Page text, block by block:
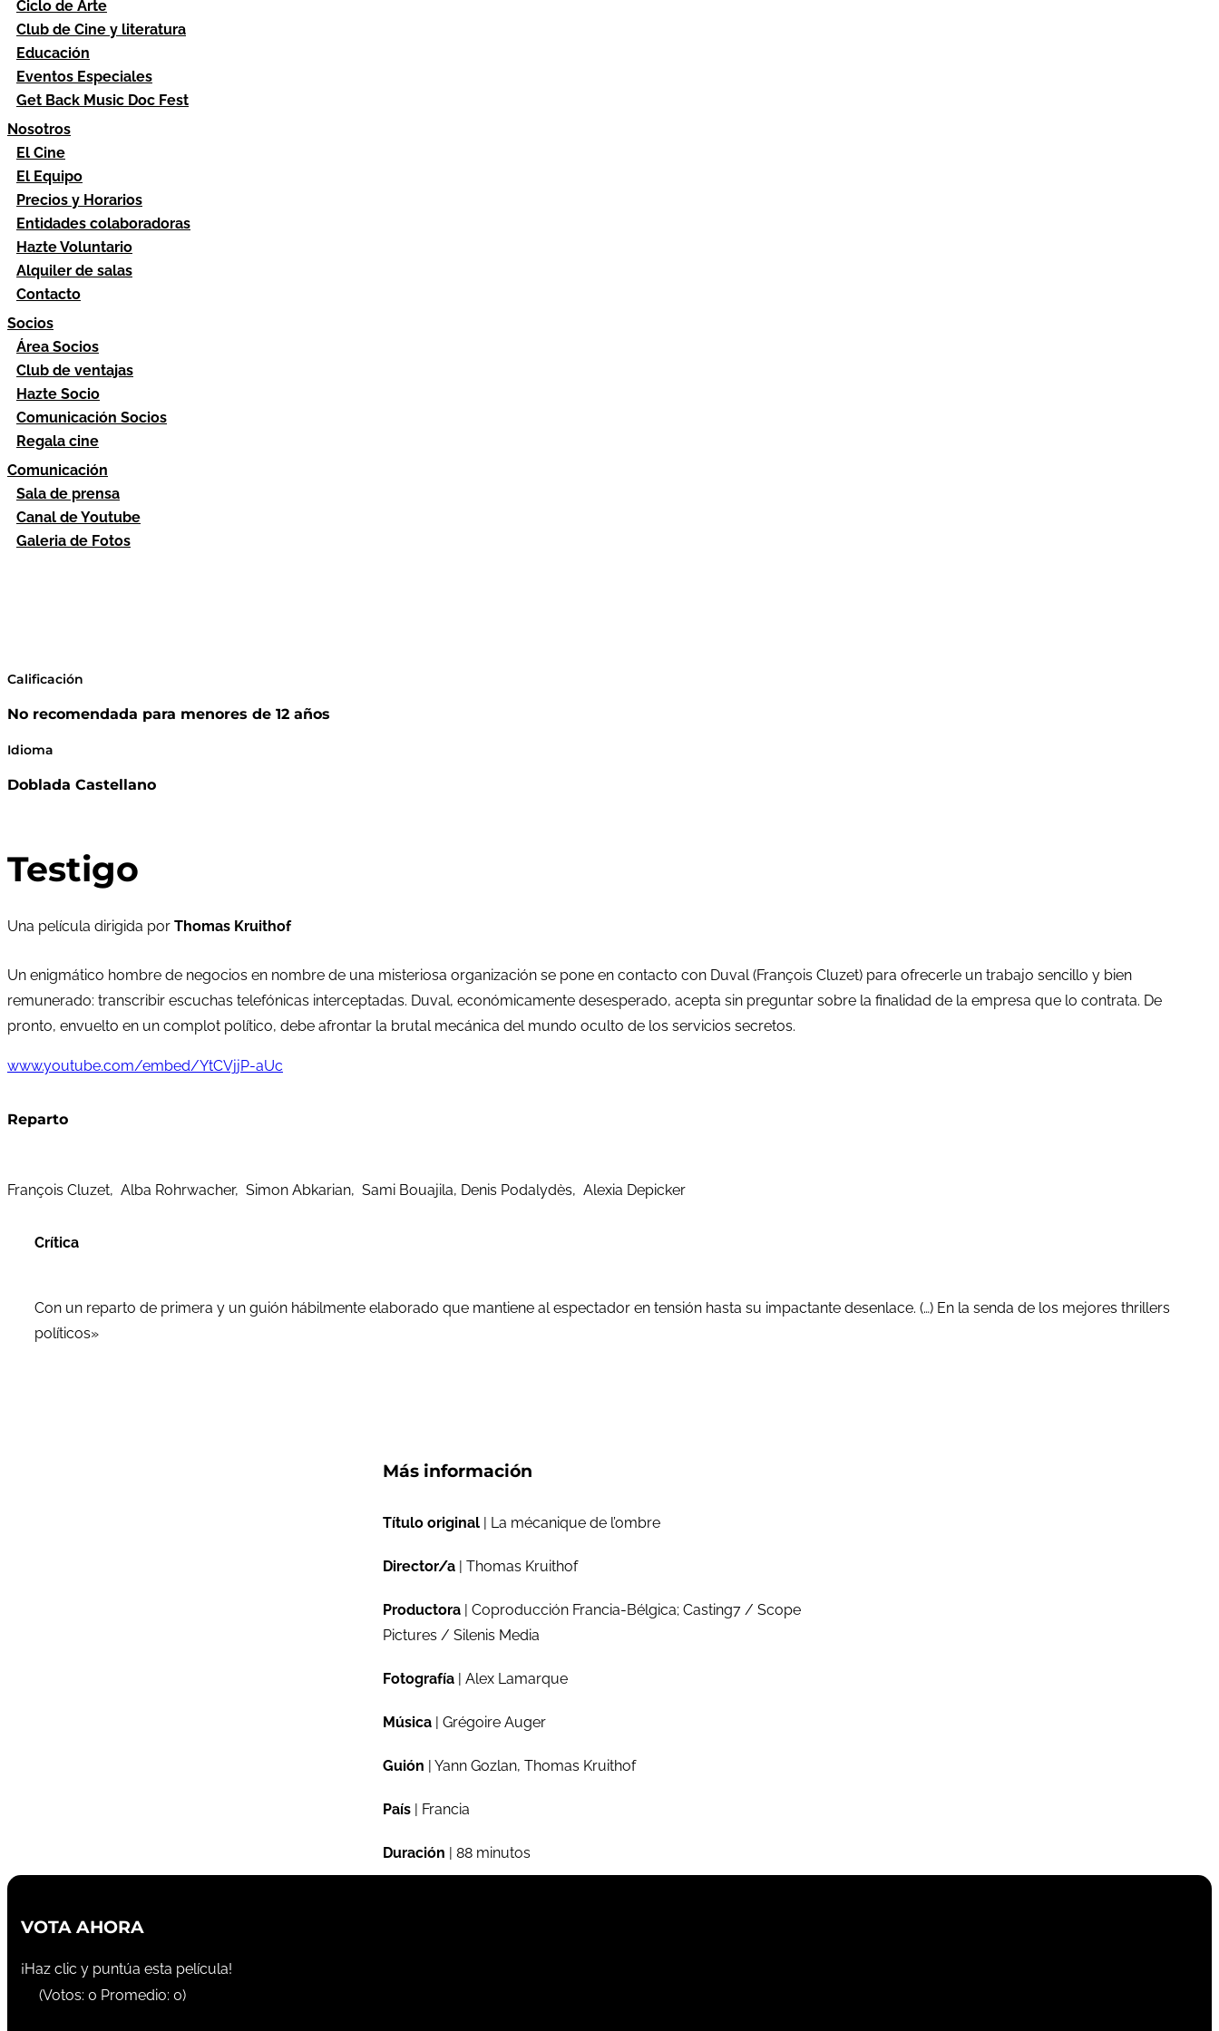
Ciclo de Arte
Club de Cine y literatura
Educación
Eventos Especiales
Get Back Music Doc Fest
Nosotros
El Cine
El Equipo
Precios y Horarios
Entidades colaboradoras
Hazte Voluntario
Alquiler de salas
Contacto
Socios
Área Socios
Club de ventajas
Hazte Socio
Comunicación Socios
Regala cine
Comunicación
Sala de prensa
Canal de Youtube
Galeria de Fotos
Calificación
No recomendada para menores de 12 años
Idioma
Doblada Castellano
Testigo
Una película dirigida por Thomas Kruithof
Un enigmático hombre de negocios en nombre de una misteriosa organización se pone en contacto con Duval (François Cluzet) para ofrecerle un trabajo sencillo y bien
remunerado: transcribir escuchas telefónicas interceptadas. Duval, económicamente desesperado, acepta sin preguntar sobre la finalidad de la empresa que lo contrata. De
pronto, envuelto en un complot político, debe afrontar la brutal mecánica del mundo oculto de los servicios secretos.
www.youtube.com/embed/YtCVjjP-aUc
Reparto
François Cluzet, Alba Rohrwacher, Simon Abkarian, Sami Bouajila, Denis Podalydès, Alexia Depicker
Crítica
Con un reparto de primera y un guión hábilmente elaborado que mantiene al espectador en tensión hasta su impactante desenlace. (…) En la senda de los mejores thrillers
políticos»
Más información
Título original | La mécanique de l’ombre
Director/a | Thomas Kruithof
Productora | Coproducción Francia-Bélgica; Casting7 / Scope
Pictures / Silenis Media
Fotografía | Alex Lamarque
Música | Grégoire Auger
Guión | Yann Gozlan, Thomas Kruithof
País | Francia
Duración | 88 minutos
VOTA AHORA
¡Haz clic y puntúa esta película!
(Votos: 0 Promedio: 0)